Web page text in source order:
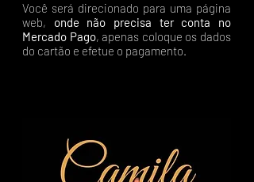
Você será direcionado para uma página
web, onde não precisa ter conta no
Mercado Pago, apenas coloque os dados
do cartão e efetue o pagamento.